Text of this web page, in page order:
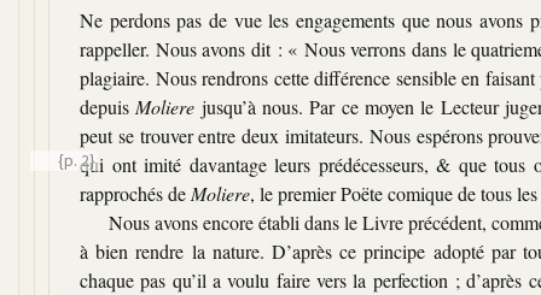
Ne perdons pas de vue les engagements que nous
rappeller. Nous avons dit : « Nous verrons dans le
plagiaire. Nous rendrons cette différence sensible en
depuis Moliere jusqu’à nous. Par ce moyen le Lecteur
peut se trouver entre deux imitateurs. Nous espérons
qui ont imité davantage leurs prédécesseurs, & que
{p. 2}
rapprochés de Moliere, le premier Poëte comique de tous
Nous avons encore établi dans le Livre précédent,
à bien rendre la nature. D’après ce principe adopté par
chaque pas qu’il a voulu faire vers la perfection ; d’après